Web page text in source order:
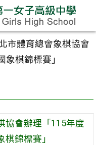
市體育總會象棋協會
棋錦標賽」
協會辦理「115年度
錦標賽」